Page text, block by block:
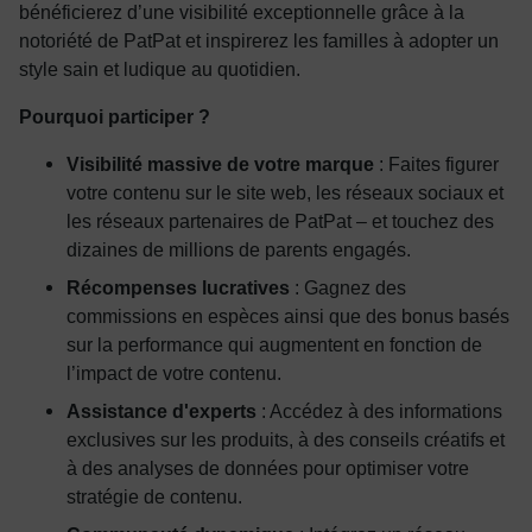
bénéficierez d’une visibilité exceptionnelle grâce à la
notoriété de PatPat et inspirerez les familles à adopter un
style sain et ludique au quotidien.
Pourquoi participer ?
Visibilité massive de votre marque : Faites figurer
votre contenu sur le site web, les réseaux sociaux et
les réseaux partenaires de PatPat – et touchez des
dizaines de millions de parents engagés.
Récompenses lucratives : Gagnez des
commissions en espèces ainsi que des bonus basés
sur la performance qui augmentent en fonction de
l’impact de votre contenu.
Assistance d'experts : Accédez à des informations
exclusives sur les produits, à des conseils créatifs et
à des analyses de données pour optimiser votre
stratégie de contenu.